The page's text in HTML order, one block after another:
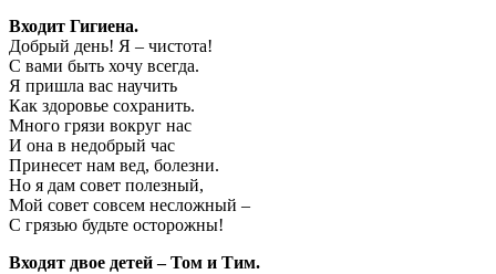
Входит Гигиена.
Добрый день! Я – чистота!
С вами быть хочу всегда.
Я пришла вас научить
Как здоровье сохранить.
Много грязи вокруг нас
И она в недобрый час
Принесет нам вед, болезни.
Но я дам совет полезный,
Мой совет совсем несложный –
С грязью будьте осторожны!
Входят двое детей – Том и Тим.